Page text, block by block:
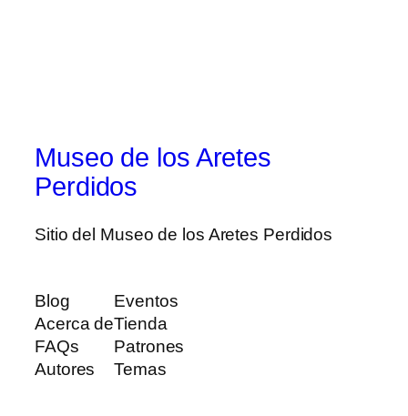
Museo de los Aretes
Perdidos
Sitio del Museo de los Aretes Perdidos
Blog
Acerca de
FAQs
Autores
Eventos
Tienda
Patrones
Temas